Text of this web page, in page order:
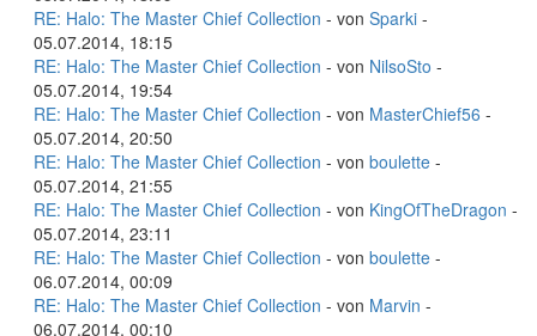
RE: Halo: The Master Chief Collection - von Sparki -
05.07.2014, 18:15
RE: Halo: The Master Chief Collection - von NilsoSto -
05.07.2014, 19:54
RE: Halo: The Master Chief Collection - von MasterChief56 -
05.07.2014, 20:50
RE: Halo: The Master Chief Collection - von boulette -
05.07.2014, 21:55
RE: Halo: The Master Chief Collection - von KingOfTheDragon -
05.07.2014, 23:11
RE: Halo: The Master Chief Collection - von boulette -
06.07.2014, 00:09
RE: Halo: The Master Chief Collection - von Marvin -
06.07.2014, 00:10